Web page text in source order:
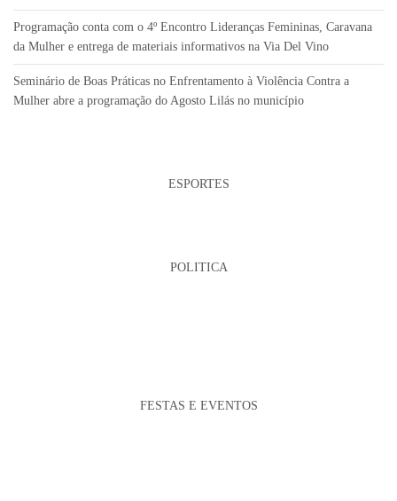
Programação conta com o 4º Encontro Lideranças Femininas, Caravana
da Mulher e entrega de materiais informativos na Via Del Vino
Seminário de Boas Práticas no Enfrentamento à Violência Contra a
Mulher abre a programação do Agosto Lilás no município
ESPORTES
POLITICA
FESTAS E EVENTOS